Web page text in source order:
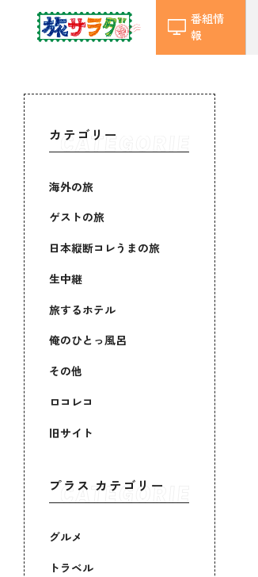
番組情
報
カテゴリー
海外の旅
ゲストの旅
日本縦断コレうまの旅
生中継
旅するホテル
俺のひとっ風呂
その他
ロコレコ
旧サイト
プラス カテゴリー
グルメ
トラベル